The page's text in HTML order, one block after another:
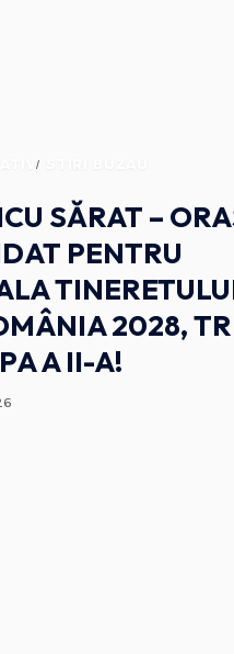
SĂRAT –
PENTRU
2028,
A II-A!